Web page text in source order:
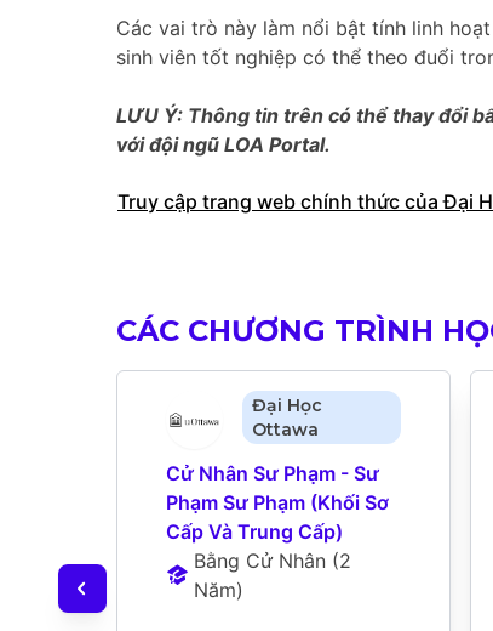
Các vai trò này làm nổi bật tính linh
sinh viên tốt nghiệp có thể theo đuổi
LƯU Ý: Thông tin trên có thể thay đổi
với đội ngũ LOA Portal.
Truy cập trang web chính thức của Đại
CÁC CHƯƠNG TRÌNH
Đại Học
Ottawa
Cử Nhân Sư Phạm - Sư
Phạm Sư Phạm (Khối Sơ
Cấp Và Trung Cấp)
Bằng Cử Nhân (2
Năm)